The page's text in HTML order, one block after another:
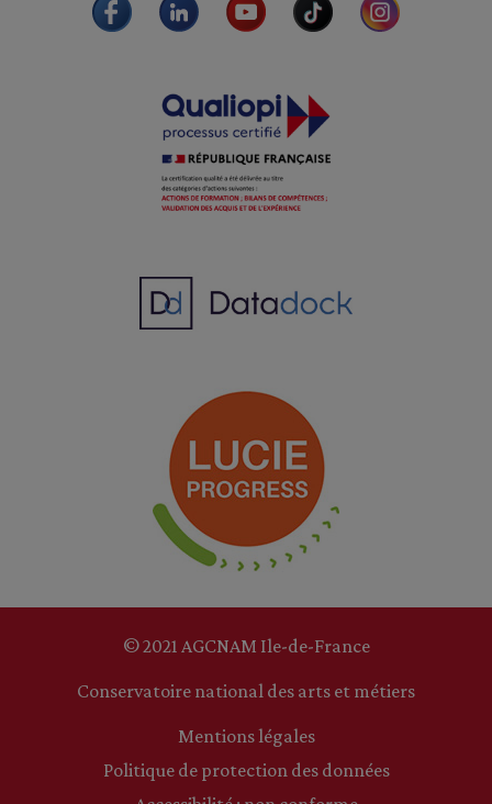
© 2021 AGCNAM Ile-de-France
Conservatoire national des arts et métiers
Mentions légales
Politique de protection des données